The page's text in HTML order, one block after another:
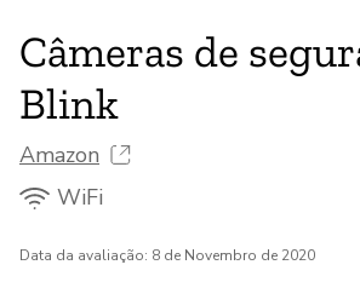
Câmeras de
Blink
Amazon
WiFi
Data da avaliação: 8 de Novembro de 2020